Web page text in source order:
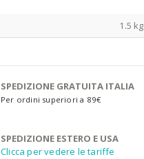
1.5 kg
SPEDIZIONE GRATUITA ITALIA
Per ordini superiori a 89€
SPEDIZIONE ESTERO E USA
Clicca per vedere le tariffe